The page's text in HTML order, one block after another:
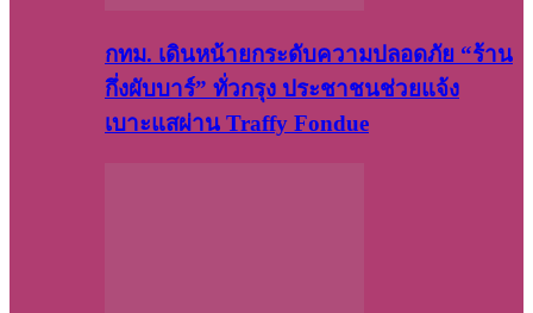
กทม. เดินหน้ายกระดับความปลอดภัย “ร้าน
กึ่งผับบาร์” ทั่วกรุง ประชาชนช่วยแจ้ง
เบาะแสผ่าน Traffy Fondue